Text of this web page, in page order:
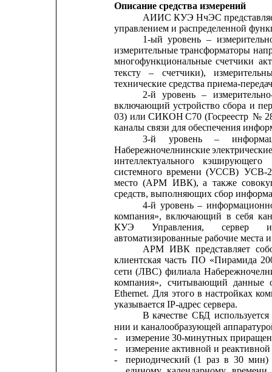
Описание средства измерений
АИИС КУЭ НчЭС
управлением и распределенной
1-ый уровень –
измерительные трансформаторы
многофункциональные счетчики
тексту
– счетчики),
технические средства приема-
2-й
уровень –
включающий устройство сбора и
03) или СИКОН C70 (Госреестр №
каналы связи для обеспечения
3-й
уровень –
Набережночелнинские
интеллектуального кэширующего
системного времени (УССВ) УСВ-2
место (АРМ ИВК), а также
средств, выполняющих сбор
4-й уровень –
компания», включающий в себя
КУЭ
Управления, сервер
автоматизированные рабочие места
АРМ ИВК представляет
клиентская часть ПО «Пирамида
сети (ЛВС) филиала
компания»,
считывающий данные
Ethernet. Для этого в настройках
указывается IP-адрес сервера.
В качестве СБД используется
нии и каналообразующей
-
измерение 30-минутных
-
измерение активной и
-
периодический (1 раз в 30 мин)